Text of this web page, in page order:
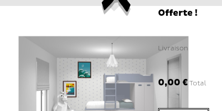
Offerte !
Livraison
0,00 €Total